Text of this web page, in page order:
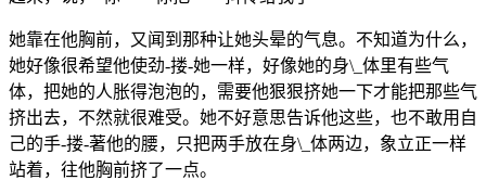
她靠在他胸前，又闻到那种让她头晕的气息。不知道为什么，
她好像很希望他使劲-搂-她一样，好像她的身\_体里有些气
体，把她的人胀得泡泡的，需要他狠狠挤她一下才能把那些气
挤出去，不然就很难受。她不好意思告诉他这些，也不敢用自
己的手-搂-著他的腰，只把两手放在身\_体两边，象立正一样
站着，往他胸前挤了一点。